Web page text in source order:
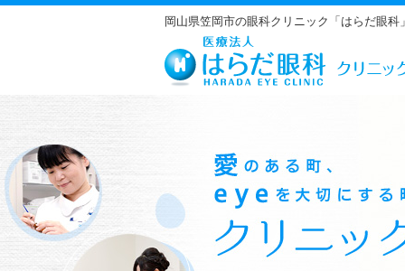
岡山県笠岡市の眼科クリニック「はらだ眼